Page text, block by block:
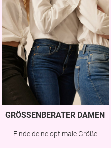
GRÖSSENBERATER DAMEN
Finde deine optimale Größe